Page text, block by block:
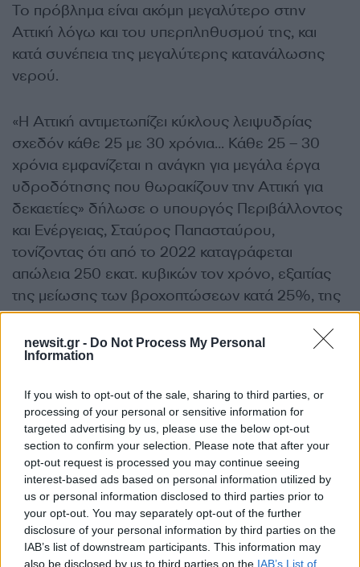
newsit.gr - Do Not Process My Personal
Information
If you wish to opt-out of the sale, sharing to third parties, or
processing of your personal or sensitive information for
targeted advertising by us, please use the below opt-out
section to confirm your selection. Please note that after your
opt-out request is processed you may continue seeing
interest-based ads based on personal information utilized by
us or personal information disclosed to third parties prior to
your opt-out. You may separately opt-out of the further
disclosure of your personal information by third parties on the
IAB’s list of downstream participants. This information may
also be disclosed by us to third parties on the IAB’s List of
Το πρόβλημα είναι ακόμη μεγαλύτερο στην
Αττική λόγω και του υπερπληθυσμού της, και
κατά συνέπεια της μεγαλύτερης κατανάλωσης
νερού.
«Η Αττική αντιμετωπίζει κύκλους λειψυδρίας
σχεδόν κάθε 25 με 30 χρόνια… Κάθε 25 – 30
χρόνια εμφανίζεται η ανάγκη για μεγάλα έργα
υδροδότησης που θωρακίζουν την Αττική για
δεκαετίες» δήλωσε ο υπουργός Περιβάλλοντος
και Ενέργειας, Σταύρος Παπασταύρου,
τονίζοντας ότι από το 2022 καταγράφεται
απώλεια 250 εκατ. κυβικών τον χρόνο, εξαιτίας
της μείωσης των βροχοπτώσεων κατά 25%, της
αύξησης της εξάτμιση, καθώς και άλλων
παραμέτρων της κλιματικής αλλαγής.
Τι σημαίνει η κήρυξη της Αττικής
σε κατάσταση έκτακτης ανάγκης
Η κήρυξη της Αττικής σε κατάσταση έκτακτης
ανάγκης λειψυδρίας, ύστερα από αίτημα της
ΕΥΔΑΠ, οδηγεί στην επιτάχυνση της πρώτης
φάσης υλοποίησης των έργων ενίσχυσης των
ταμιευτήρων Ευήνου – Μόρνου (έργο